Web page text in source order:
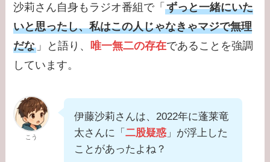
沙莉さん自身もラジオ番組で「ずっと一緒にいた
いと思ったし、私はこの人じゃなきゃマジで無理
だな 」と語り、 唯一無二の存在であることを強調
しています。
こう
伊藤沙莉さんは、2022年に蓬莱竜
太さんに「二股疑惑 」が浮上した
ことがあったよね？